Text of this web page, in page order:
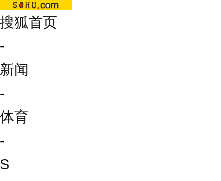
搜狐首页
-
新闻
-
体育
-
S